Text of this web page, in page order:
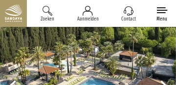
Zoeken Aanmelden Contact Menu